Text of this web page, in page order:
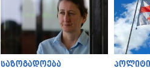
საზოგადოება